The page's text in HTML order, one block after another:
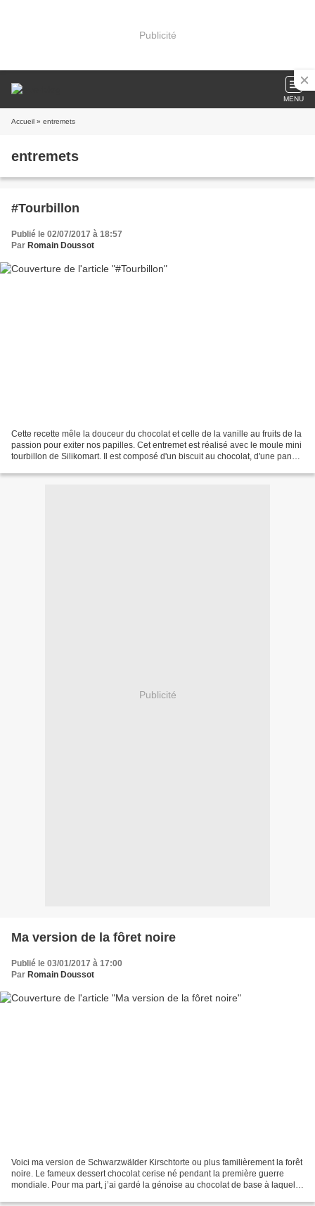
Publicité
MENU
Accueil » entremets
entremets
#Tourbillon
Publié le 02/07/2017 à 18:57
Par Romain Doussot
Cette recette mêle la douceur du chocolat et celle de la vanille au fruits de la
passion pour exiter nos papilles. Cet entremet est réalisé avec le moule mini
tourbillon de Silikomart. Il est composé d'un biscuit au chocolat, d'une panna
Publicité
Ma version de la fôret noire
Publié le 03/01/2017 à 17:00
Par Romain Doussot
Voici ma version de Schwarzwälder Kirschtorte ou plus familièrement la forêt
noire. Le fameux dessert chocolat cerise né pendant la première guerre
mondiale. Pour ma part, j’ai gardé la génoise au chocolat de base à laquelle